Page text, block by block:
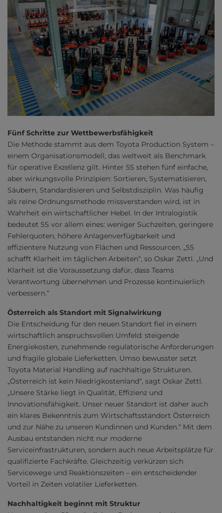
Fünf Schritte zur Wettbewerbsfähigkeit
Die Methode stammt aus dem Toyota Production System –
einem Organisationsmodell, das weltweit als Benchmark
für operative Exzellenz gilt. Hinter 5S stehen fünf einfache,
aber wirkungsvolle Prinzipien: Sortieren, Systematisieren,
Säubern, Standardisieren und Selbstdisziplin. Was häufig
als reine Ordnungsmethode missverstanden wird, ist in
Wahrheit ein wirtschaftlicher Hebel. In der Intralogistik
bedeutet 5S vor allem eines: weniger Suchzeiten, geringere
Fehlerquoten, höhere Anlagenverfügbarkeit und
effizientere Nutzung von Flächen und Ressourcen. „5S
schafft Klarheit im täglichen Arbeiten“, so Oskar Zettl. „Und
Klarheit ist die Voraussetzung dafür, dass Teams
Verantwortung übernehmen und Prozesse kontinuierlich
verbessern.“
Österreich als Standort mit Signalwirkung
Die Entscheidung für den neuen Standort fiel in einem
wirtschaftlich anspruchsvollen Umfeld: steigende
Energiekosten, zunehmende regulatorische Anforderungen
und fragile globale Lieferketten. Umso bewusster setzt
Toyota Material Handling auf nachhaltige Strukturen.
„Österreich ist kein Niedrigkostenland“, sagt Oskar Zettl.
„Unsere Stärke liegt in Qualität, Effizienz und
Innovationsfähigkeit. Unser neuer Standort ist daher auch
ein klares Bekenntnis zum Wirtschaftsstandort Österreich
und zur Nähe zu unseren Kundinnen und Kunden.“ Mit dem
Ausbau entstanden nicht nur moderne
Serviceinfrastrukturen, sondern auch neue Arbeitsplätze für
qualifizierte Fachkräfte. Gleichzeitig verkürzen sich
Servicewege und Reaktionszeiten – ein entscheidender
Vorteil in Zeiten volatiler Lieferketten.
Nachhaltigkeit beginnt mit Struktur